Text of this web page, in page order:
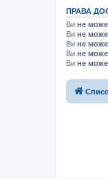
ПРАВА
Ви не
Ви не
Ви не
Ви не
Ви не